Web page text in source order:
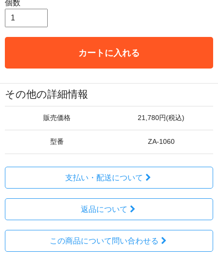
個数
カートに入れる
その他の詳細情報
販売価格 21,780円(税込)
型番 ZA-1060
支払い・配送について
返品について
この商品について問い合わせる